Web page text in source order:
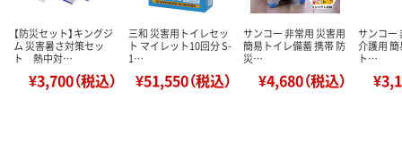
【防災セット】キングジ
ム 災害暑さ対策セッ
ト 熱中対…
¥3,700（税込）
三和 災害用トイレセッ
ト マイレット10回分 S-
1…
¥51,550（税込）
サンコー 非常用 災害用
簡易トイレ備蓄 携帯 防
災…
¥4,680（税込）
サンコー
介護用
ト…